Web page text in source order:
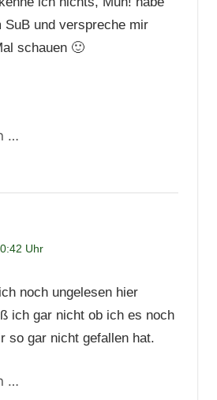
SuB und verspreche mir
schauen 🙂
…
Uhr
noch ungelesen hier
ich gar nicht ob ich es noch
so gar nicht gefallen hat.
…